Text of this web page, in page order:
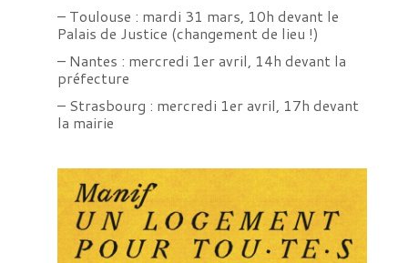
– Toulouse : mardi 31 mars, 10h devant le
Palais de Justice (changement de lieu !)
– Nantes : mercredi 1er avril, 14h devant la
préfecture
– Strasbourg : mercredi 1er avril, 17h devant
la mairie